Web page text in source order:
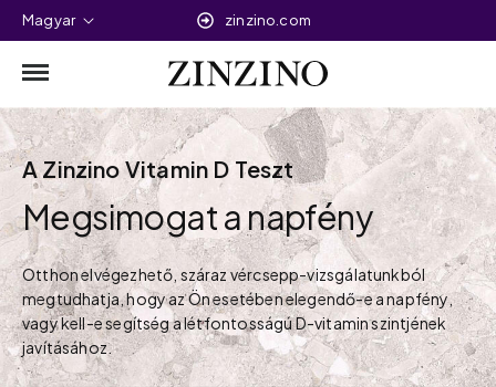
Magyar zinzino.com
A Zinzino Vitamin D Teszt
Megsimogat a napfény
Otthon elvégezhető, száraz vércsepp-vizsgálatunkból
megtudhatja, hogy az Ön esetében elegendő-e a napfény,
vagy kell-e segítség a létfontosságú D-vitamin szintjének
javításához.